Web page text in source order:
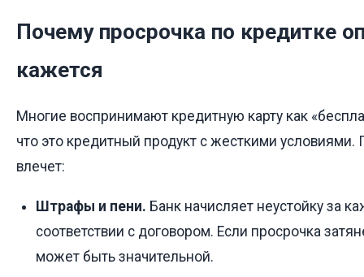
Почему просрочка по кредитке
кажется
Многие воспринимают кредитную карту как
что это кредитный продукт с жесткими условиями.
влечет:
Штрафы и пени. Банк начисляет неустойку за
соответствии с договором. Если просрочка
может быть значительной.